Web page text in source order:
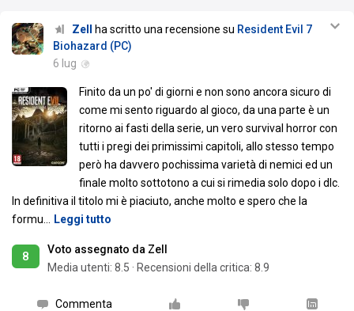
Zell ha scritto una recensione su Resident Evil 7
Biohazard (PC)
6 lug
Finito da un po' di giorni e non sono ancora sicuro di
come mi sento riguardo al gioco, da una parte è un
ritorno ai fasti della serie, un vero survival horror con
tutti i pregi dei primissimi capitoli, allo stesso tempo
però ha davvero pochissima varietà di nemici ed un
finale molto sottotono a cui si rimedia solo dopo i dlc.
In definitiva il titolo mi è piaciuto, anche molto e spero che la
formu
Leggi tutto
8
Voto assegnato da Zell
Media utenti: 8.5 · Recensioni della critica: 8.9
Commenta